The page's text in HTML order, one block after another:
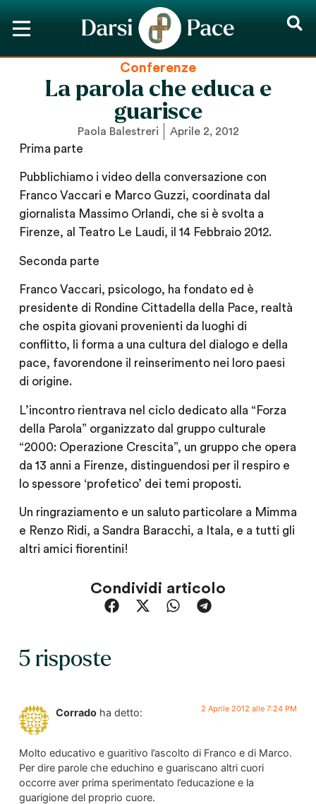
Conferenze
La parola che educa e
guarisce
Paola Balestreri Aprile 2, 2012
Prima parte
Pubblichiamo i video della conversazione con
Franco Vaccari e Marco Guzzi, coordinata dal
giornalista Massimo Orlandi, che si è svolta a
Firenze, al Teatro Le Laudi, il 14 Febbraio 2012.
Seconda parte
Franco Vaccari, psicologo, ha fondato ed è
presidente di Rondine Cittadella della Pace, realtà
che ospita giovani provenienti da luoghi di
conflitto, li forma a una cultura del dialogo e della
pace, favorendone il reinserimento nei loro paesi
di origine.
L’incontro rientrava nel ciclo dedicato alla “Forza
della Parola” organizzato dal gruppo culturale
“2000: Operazione Crescita”, un gruppo che opera
da 13 anni a Firenze, distinguendosi per il respiro e
lo spessore ‘profetico’ dei temi proposti.
Un ringraziamento e un saluto particolare a Mimma
e Renzo Ridi, a Sandra Baracchi, a Itala, e a tutti gli
altri amici fiorentini!
Condividi articolo
5 risposte
Corrado ha detto: 2 Aprile 2012 alle 7:24 PM
Molto educativo e guaritivo l’ascolto di Franco e di Marco.
Per dire parole che educhino e guariscano altri cuori
occorre aver prima sperimentato l’educazione e la
guarigione del proprio cuore.